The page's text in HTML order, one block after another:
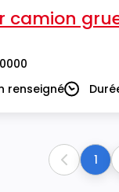
camion
renseignéDurée
Previous
1